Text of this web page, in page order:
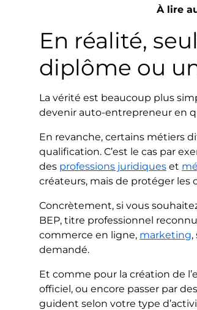
À lire
En réalité,
diplôme ou
La vérité est beaucoup plus
devenir auto-entrepreneur en
En revanche, certains métiers
qualification. C’est le cas par
des professions juridiques et
créateurs, mais de protéger
Concrètement, si vous
BEP, titre professionnel
commerce en ligne, marketing,
demandé.
Et comme pour la création de
officiel, ou encore passer par
guident selon votre type